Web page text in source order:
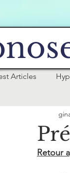
Articles
Retour